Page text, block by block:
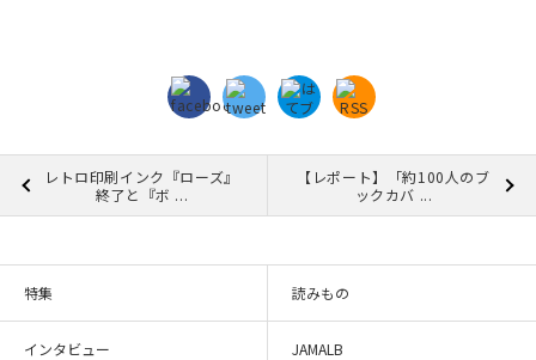
レトロ印刷インク『ローズ』
終了と『ボ ...
【レポート】「約100人のブ
ックカバ ...
特集 読みもの
インタビュー JAMALB